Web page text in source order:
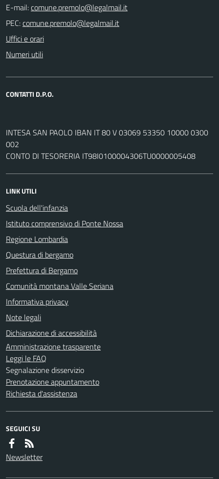
E-mail:
PEC:
Uffici e orari
Numeri utili
CONTATTI D.P.O.
INTESA SAN PAOLO IBAN IT 80 V 03069 53350 10000 0300
002
CONTO DI TESORERIA IT98I0100004306TU0000005408
LINK UTILI
Scuola dell'infanzia
Istituto comprensivo di Ponte Nossa
Regione Lombardia
Questura di bergamo
Prefettura di Bergamo
Comunità montana Valle Seriana
Informativa privacy
Note legali
Dichiarazione di accessibilità
Amministrazione trasparente
Leggi le FAQ
Segnalazione disservizio
Prenotazione appuntamento
Richiesta d'assistenza
SEGUICI SU
Newsletter